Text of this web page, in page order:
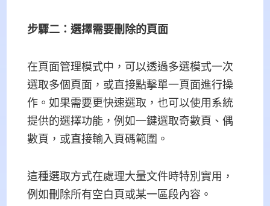
步驟二：選擇需要刪除的頁面
在頁面管理模式中，可以透過多選模式一次
選取多個頁面，或直接點擊單一頁面進行操
作。如果需要更快速選取，也可以使用系統
提供的選擇功能，例如一鍵選取奇數頁、偶
數頁，或直接輸入頁碼範圍。
這種選取方式在處理大量文件時特別實用，
例如刪除所有空白頁或某一區段內容。